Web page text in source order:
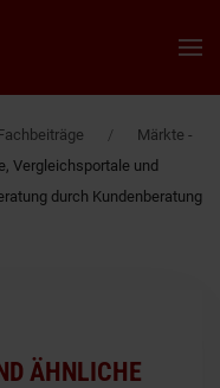
Märkte -
Vergleichsportale und
durch Kundenberatung
ÄHNLICHE